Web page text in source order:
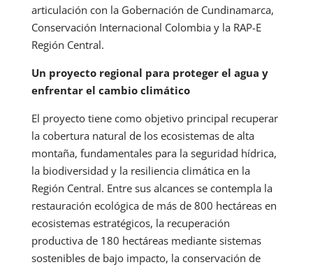
articulación con la Gobernación de Cundinamarca,
Conservación Internacional Colombia y la RAP-E
Región Central.
Un proyecto regional para proteger el agua y
enfrentar el cambio climático
El proyecto tiene como objetivo principal recuperar
la cobertura natural de los ecosistemas de alta
montaña, fundamentales para la seguridad hídrica,
la biodiversidad y la resiliencia climática en la
Región Central. Entre sus alcances se contempla la
restauración ecológica de más de 800 hectáreas en
ecosistemas estratégicos, la recuperación
productiva de 180 hectáreas mediante sistemas
sostenibles de bajo impacto, la conservación de